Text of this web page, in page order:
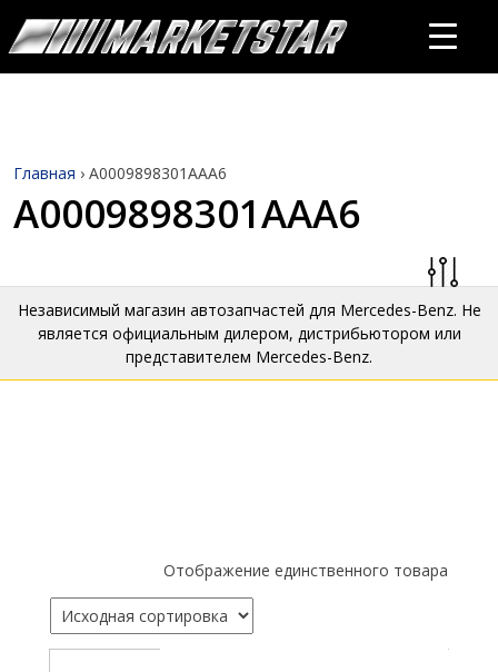
Главная › A0009898301AAA6
A0009898301AAA6
Независимый магазин автозапчастей для Mercedes-Benz. Не
является официальным дилером, дистрибьютором или
представителем Mercedes-Benz.
Отображение единственного товара